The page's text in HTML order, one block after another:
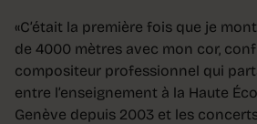
«C’était la première fois que je
de 4000 mètres avec mon cor,
compositeur professionnel qui
entre l’enseignement à la Haute
Genève depuis 2003 et les